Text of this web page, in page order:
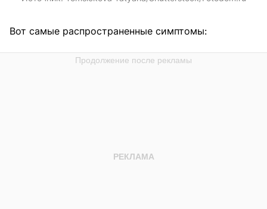
Вот самые распространенные симптомы: